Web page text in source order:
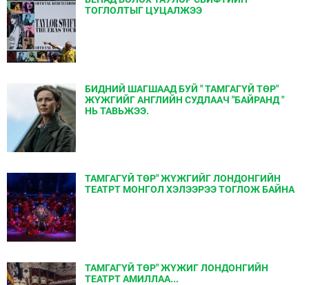
ТОГЛОЛТЫГ ЦУЦАЛЖЭЭ
БИДНИЙ ШАГШААД БУЙ " ТАМГАГҮЙ ТӨР"
ЖҮЖГИЙГ АНГЛИЙН СУДЛААЧ "БАЙРАНД "
НЬ ТАВЬЖЭЭ.
ТАМГАГҮЙ ТӨР" ЖҮЖГИЙГ ЛОНДОНГИЙН
ТЕАТРТ МОНГОЛ ХЭЛЭЭРЭЭ ТОГЛОЖ БАЙНА
ТАМГАГҮЙ ТӨР" ЖҮЖИГ ЛОНДОНГИЙН
ТЕАТРТ АМИЛЛАА...